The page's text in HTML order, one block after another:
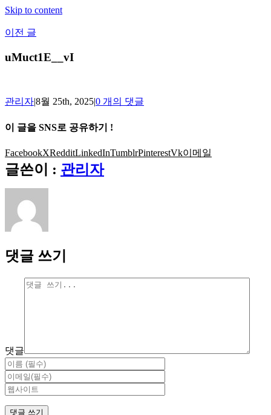
Skip to content
이전 글
uMuct1E__vI
관리자|8월 25th, 2025|0 개의 댓글
이 글을 SNS로 공유하기 !
FacebookXRedditLinkedInTumblrPinterestVk이메일
글쓴이 : 관리자
댓글 쓰기
댓글